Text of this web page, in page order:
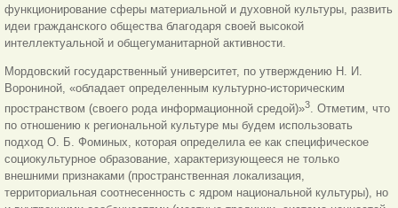
функционирование сферы материальной и духовной культуры, развить
идеи гражданского общества благодаря своей высокой
интеллектуальной и общегуманитарной активности.
Мордовский государственный университет, по утверждению Н. И.
Ворониной, «обладает определенным культурно-историческим
пространством (своего рода информационной средой)»3. Отметим, что
по отношению к региональной культуре мы будем использовать
подход О. Б. Фоминых, которая определила ее как специфическое
социокультурное образование, характеризующееся не только
внешними признаками (пространственная локализация,
территориальная соотнесенность с ядром национальной культуры), но